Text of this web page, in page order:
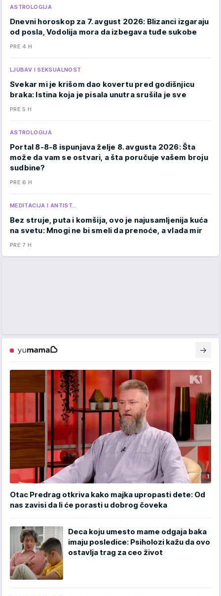
ASTROLOGIJA
Dnevni horoskop za 7. avgust 2026: Blizanci izgaraju
od posla, Vodolija mora da izbegava tuđe sukobe
PRE 4 H
LJUBAV I SEKSUALNOST
Svekar mi je krišom dao kovertu pred godišnjicu
braka: Istina koja je pisala unutra srušila je sve
PRE 5 H
ASTROLOGIJA
Portal 8-8-8 ispunjava želje 8. avgusta 2026: Šta
može da vam se ostvari, a šta poručuje vašem broju
sudbine?
PRE 6 H
MEDITACIJA I ANTIST…
Bez struje, puta i komšija, ovo je najusamljenija kuća
na svetu: Mnogi ne bi smeli da prenoće, a vlada mir
PRE 7 H
Otac Predrag otkriva kako majka upropasti dete: Od
nas zavisi da li će porasti u dobrog čoveka
Deca koju umesto mame odgaja baka
imaju posledice: Psiholozi kažu da ovo
ostavlja trag za ceo život